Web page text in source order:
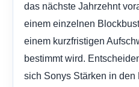
das nächste Jahrzehnt
einem einzelnen
einem kurzfristigen
bestimmt wird.
sich Sonys Stärken in den